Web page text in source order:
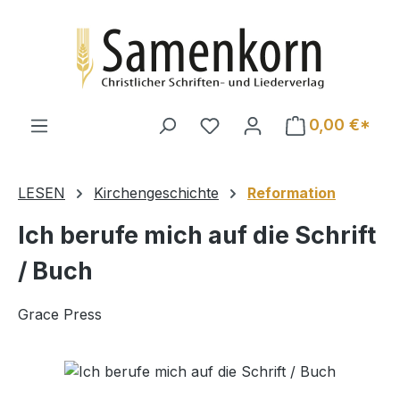
0,00 €*
LESEN Kirchengeschichte Reformation
Ich berufe mich auf die Schrift
/ Buch
Grace Press
Bildergalerie überspringen